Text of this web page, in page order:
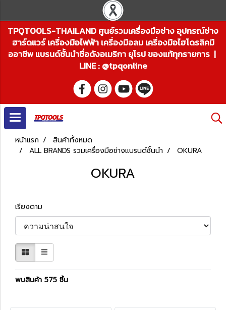
TPQTOOLS-THAILAND ศูนย์รวมเครื่องมือช่าง อุปกรณ์ช่าง
ฮาร์ดแวร์ เครื่องมือไฟฟ้า เครื่องมือลม เครื่องมือไฮโดรลิคมื
ออาชีพ แบรนด์ชั้นนำชื่อดังอเมริกา ยุโรป ของแท้ทุกรายการ |
LINE : @tpqonline
หน้าแรก
สินค้าทั้งหมด
ALL BRANDS รวมเครื่องมือช่างแบรนด์ชั้นนำ
OKURA
OKURA
เรียงตาม
พบสินค้า 575 ชิ้น